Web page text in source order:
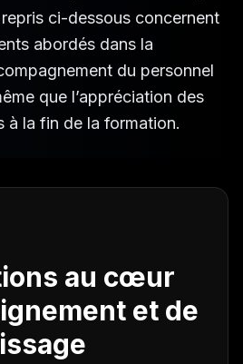
ci-dessous concernent
abordés dans la
du personnel
que l’appréciation des
à la fin de la formation.
au cœur
et de